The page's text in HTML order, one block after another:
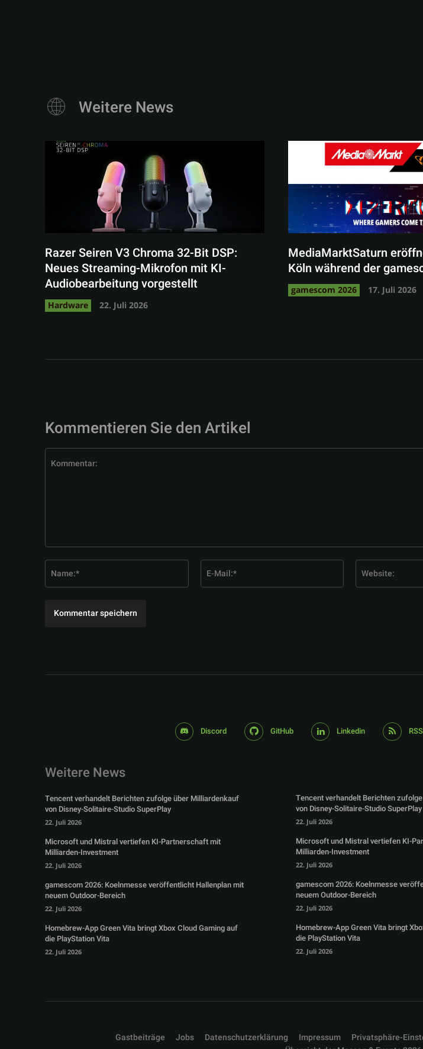
Weitere News
Razer Seiren V3 Chroma 32-Bit DSP:
Neues Streaming-Mikrofon mit KI-
Audiobearbeitung vorgestellt
Hardware 22. Juli 2026
MediaMarktSaturn
Köln während der
gamescom 2026 17. Juli 2026
Kommentieren Sie den Artikel
Mail:*
Discord GitHub Linkedin RSS
Weitere News
Tencent verhandelt Berichten zufolge über Milliardenkauf
von Disney-Solitaire-Studio SuperPlay
22. Juli 2026
Microsoft und Mistral vertiefen KI-Partnerschaft mit
Milliarden-Investment
22. Juli 2026
gamescom 2026: Koelnmesse veröffentlicht Hallenplan mit
neuem Outdoor-Bereich
22. Juli 2026
Homebrew-App Green Vita bringt Xbox Cloud Gaming auf
die PlayStation Vita
22. Juli 2026
Tencent verhandelt Berichten
von Disney-Solitaire-Studio SuperPlay
22. Juli 2026
Microsoft und Mistral vertiefen KI-
Milliarden-Investment
22. Juli 2026
gamescom 2026: Koelnmesse
neuem Outdoor-Bereich
22. Juli 2026
Homebrew-App Green Vita bringt
die PlayStation Vita
22. Juli 2026
Gastbeiträge Jobs Datenschutzerklärung Impressum Privatsphäre-